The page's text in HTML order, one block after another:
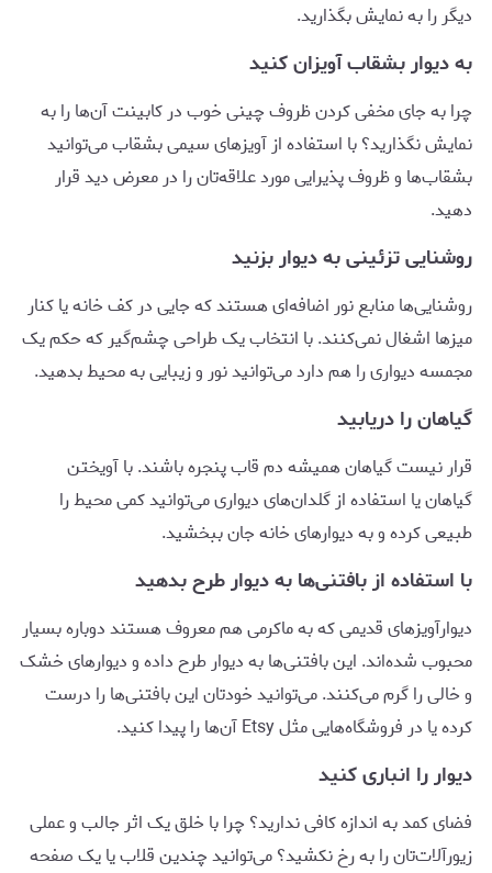
دیگر را به نمایش بگذارید.
به دیوار بشقاب آویزان کنید
چرا به جای مخفی کردن ظروف چینی خوب در کابینت آن‌ها را به
نمایش نگذارید؟ با استفاده از آویزهای سیمی بشقاب می‌توانید
بشقاب‌ها و ظروف پذیرایی مورد علاقه‌تان را در معرض دید قرار
دهید.
روشنایی تزئینی به دیوار بزنید
روشنایی‌ها منابع نور اضافه‌ای هستند که جایی در کف خانه یا کنار
میزها اشغال نمی‌کنند. با انتخاب یک طراحی چشم‌گیر که حکم یک
مجمسه دیواری را هم دارد می‌توانید نور و زیبایی به محیط بدهید.
گیاهان را دریابید
قرار نیست گیاهان همیشه دم قاب پنجره باشند. با آویختن
گیاهان یا استفاده از گلدان‌های دیواری می‌توانید کمی محیط را
طبیعی کرده و به دیوارهای خانه جان ببخشید.
با استفاده از بافتنی‌ها به دیوار طرح بدهید
دیوارآویزهای قدیمی که به ماکرمی هم معروف هستند دوباره بسیار
محبوب شده‌اند. این بافتنی‌ها به دیوار طرح داده و دیوارهای خشک
و خالی را گرم می‌کنند. می‌توانید خودتان این بافتنی‌ها را درست
کرده یا در فروشگاه‌هایی مثل Etsy آن‌ها را پیدا کنید.
دیوار را انباری کنید
فضای کمد به اندازه کافی ندارید؟ چرا با خلق یک اثر جالب و عملی
زیورآلات‌تان را به رخ نکشید؟ می‌توانید چندین قلاب یا یک صفحه